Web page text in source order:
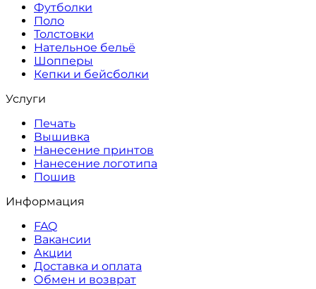
Футболки
Поло
Толстовки
Нательное бельё
Шопперы
Кепки и бейсболки
Услуги
Печать
Вышивка
Нанесение принтов
Нанесение логотипа
Пошив
Информация
FAQ
Вакансии
Акции
Доставка и оплата
Обмен и возврат